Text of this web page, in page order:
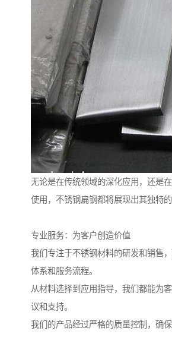
无论是在传统领域的深化应用，还是
使用，不锈钢扁钢都将展现出其独特的
专业服务：为客户创造价值
我们专注于不锈钢材料的研发和销售
体系和服务流程。
从材料选择到应用指导，我们都能为
议和支持。
我们的产品经过严格的质量控制，确